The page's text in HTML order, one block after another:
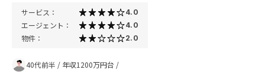
サービス： 4.0
エージェント： 4.0
物件： 2.0
40代前半 / 年収1200万円台 /